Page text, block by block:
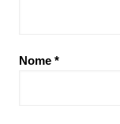
Nome *